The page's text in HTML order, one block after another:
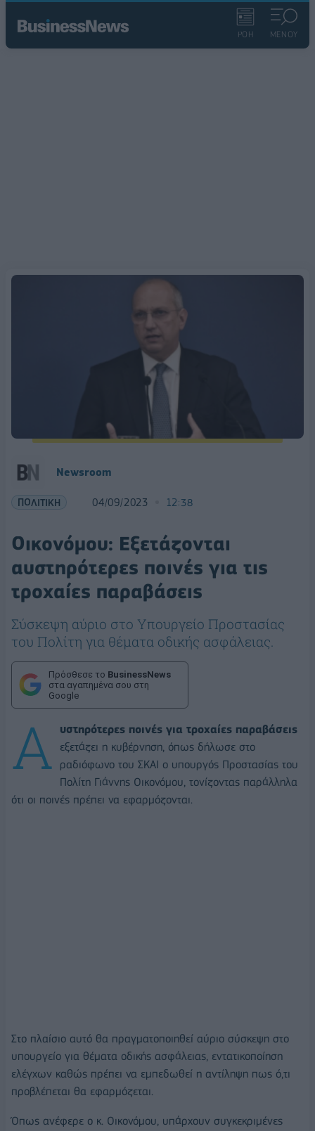
ΡΟΗ ΜΕΝΟΥ
Newsroom
ΠΟΛΙΤΙΚΗ 04/09/2023 12:38
Οικονόμου: Εξετάζονται
αυστηρότερες ποινές για τις
τροχαίες παραβάσεις
Σύσκεψη αύριο στο Υπουργείο Προστασίας
του Πολίτη για θέματα οδικής ασφάλειας.
Πρόσθεσε το BusinessNews
στα αγαπημένα σου στη
Google
Α υστηρότερες ποινές για τροχαίες παραβάσεις
εξετάζει η κυβέρνηση, όπως δήλωσε στο
ραδιόφωνο του ΣΚΑΙ ο υπουργός Προστασίας του
Πολίτη Γιάννης Οικονόμου, τονίζοντας παράλληλα
ότι οι ποινές πρέπει να εφαρμόζονται.
Στο πλαίσιο αυτό θα πραγματοποιηθεί αύριο σύσκεψη στο
υπουργείο για θέματα οδικής ασφάλειας, εντατικοποίηση
ελέγχων καθώς πρέπει να εμπεδωθεί η αντίληψη πως ό,τι
προβλέπεται θα εφαρμόζεται.
Όπως ανέφερε ο κ. Οικονόμου, υπάρχουν συγκεκριμένες